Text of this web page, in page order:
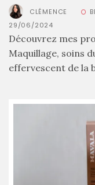
sur
CLÉMENCE
29/06/2024
Découvrez mes
Maquillage, soins
effervescent de la